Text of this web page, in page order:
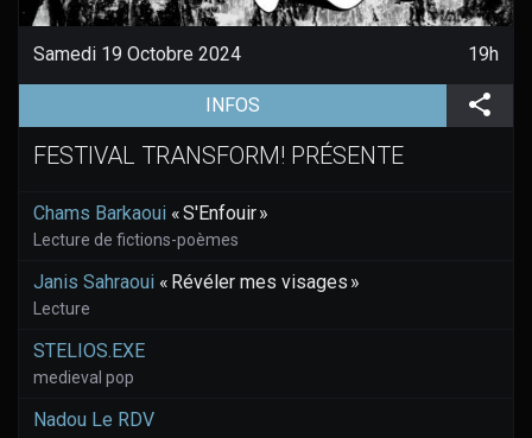
Samedi 19 Octobre 2024 19h
INFOS (aller à la page de l'évènement)
FESTIVAL TRANSFORM! PRÉSENTE
Chams Barkaoui « S'Enfouir »
Lecture de fictions-poèmes
Janis Sahraoui « Révéler mes visages »
Lecture
STELIOS.EXE
medieval pop
Nadou Le RDV